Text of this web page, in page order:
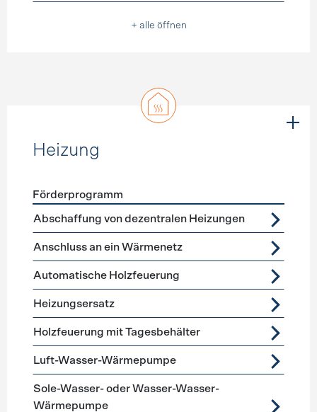
+ alle öffnen
Heizung
Förderprogramme Heizung
Förderprogramm
Abschaffung von dezentralen Heizungen
Anschluss an ein Wärmenetz
Automatische Holzfeuerung
Heizungsersatz
Holzfeuerung mit Tagesbehälter
Luft-Wasser-Wärmepumpe
Sole-Wasser- oder Wasser-Wasser-
Wärmepumpe